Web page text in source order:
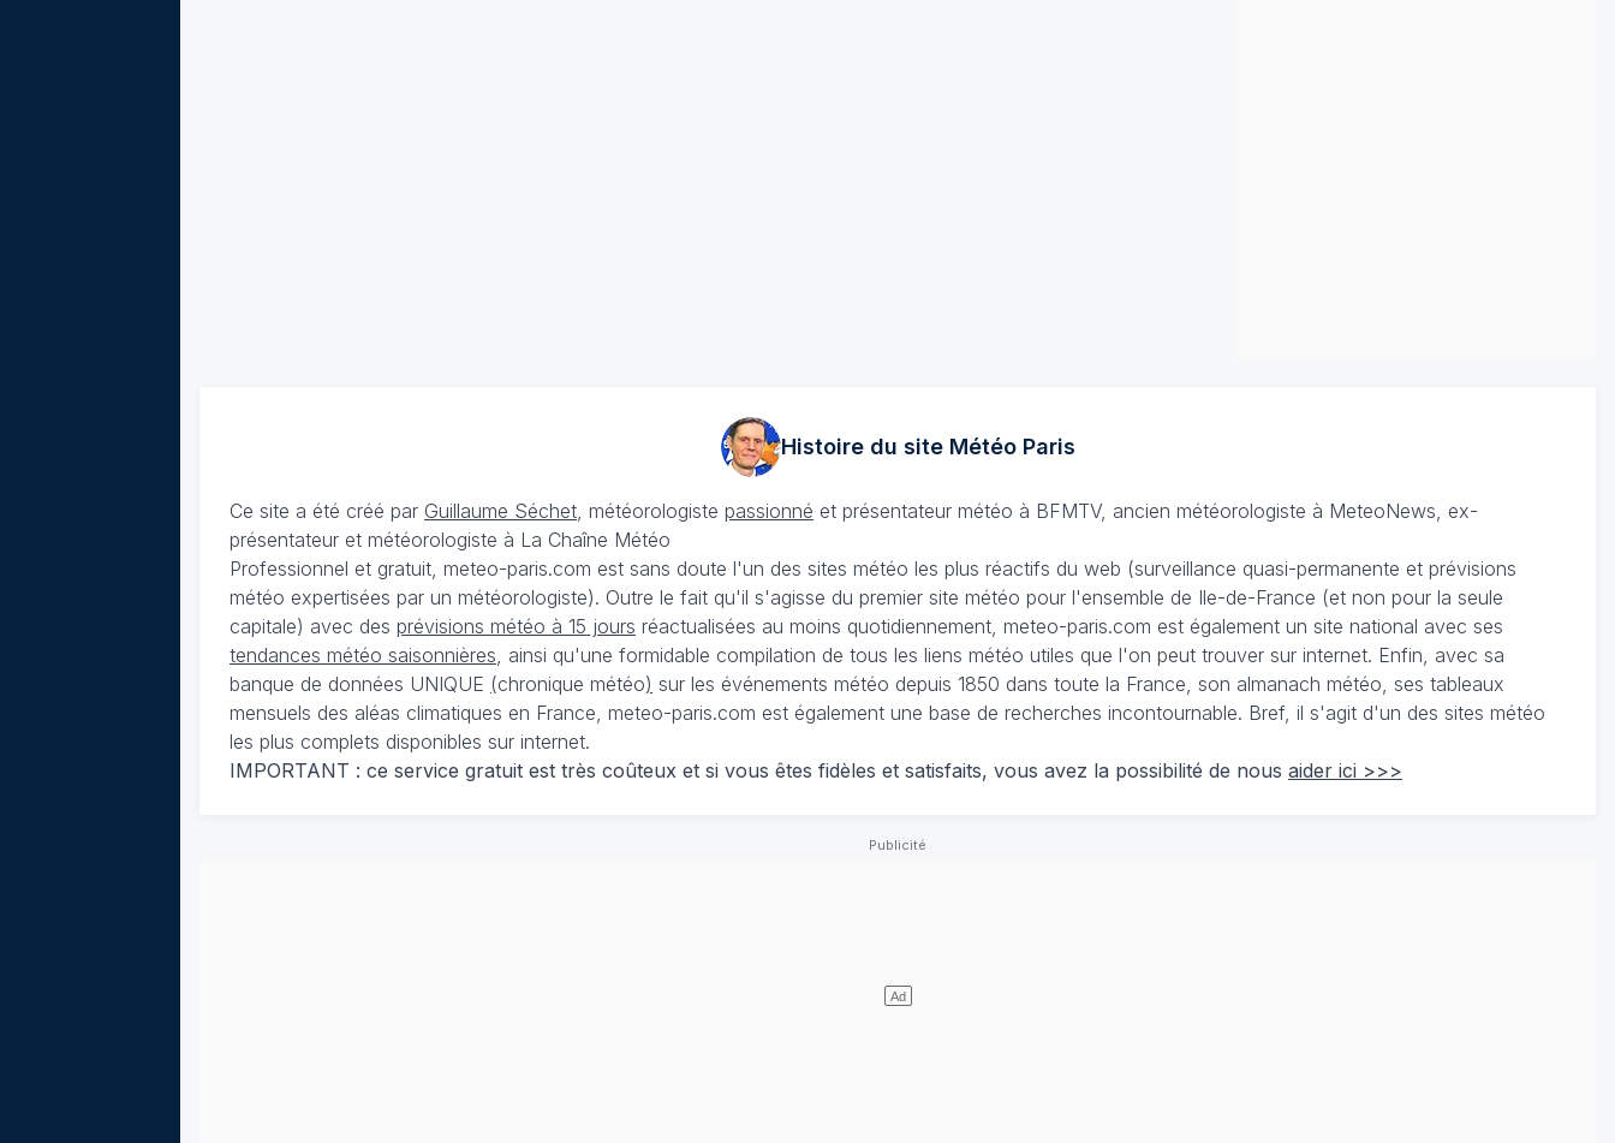
Histoire du site MétéoParis
Ce site a été créé par Guillaume Séchet , météorologiste passionné et présentateur météo à BFMTV, ancien météorologiste à MeteoNews, ex-
présentateur et météorologiste à La Chaîne Météo
Professionnel et gratuit, meteo-paris.com est sans doute l'un des sites météo les plus réactifs du web (surveillance quasi-permanente et prévisions
météo expertisées par un météorologiste). Outre le fait qu'il s'agisse du premier site météo pour l'ensemble de Ile-de-France (et non pour la seule
capitale) avec des prévisions météo à 15 jours réactualisées au moins quotidiennement, meteo-paris.com est également un site national avec ses
tendances météo saisonnières , ainsi qu'une formidable compilation de tous les liens météo utiles que l'on peut trouver sur internet. Enfin, avec sa
banque de données UNIQUE (chronique météo) sur les événements météo depuis 1850 dans toute la France, son almanach météo, ses tableaux
mensuels des aléas climatiques en France, meteo-paris.com est également une base de recherches incontournable. Bref, il s'agit d'un des sites météo
les plus complets disponibles sur internet.
IMPORTANT : ce service gratuit est très coûteux et si vous êtes fidèles et satisfaits, vous avez la possibilité de nous aider ici >>>